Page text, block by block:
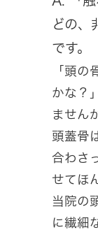
どの、
です。
「頭の
かな？
ません
頭蓋骨
合わさ
せてほ
当院の
に繊細